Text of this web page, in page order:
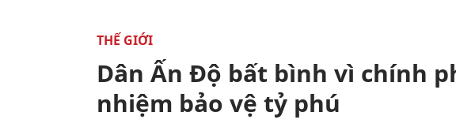
THẾ GIỚI
Dân Ấn Độ bất bình vì chính
nhiệm bảo vệ tỷ phú